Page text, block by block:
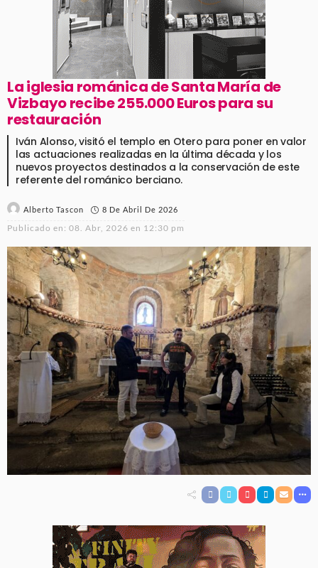
La iglesia románica de Santa María de
Vizbayo recibe 255.000 Euros para su
restauración
Iván Alonso, visitó el templo en Otero para poner en valor
las actuaciones realizadas en la última década y los
nuevos proyectos destinados a la conservación de este
referente del románico berciano.
Alberto Tascon 8 De Abril De 2026
Publicado en: 08. Abr, 2026 en 12:30 pm